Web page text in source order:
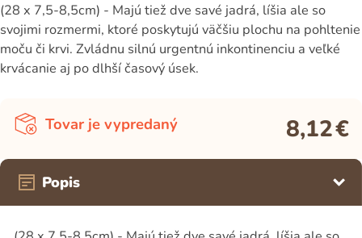
(28 x 7,5-8,5cm) - Majú tiež dve savé jadrá, líšia ale so
svojimi rozmermi, ktoré poskytujú väčšiu plochu na pohltenie
moču či krvi. Zvládnu silnú urgentnú inkontinenciu a veľké
krvácanie aj po dlhší časový úsek.
Tovar je vypredaný 8,12€
Popis